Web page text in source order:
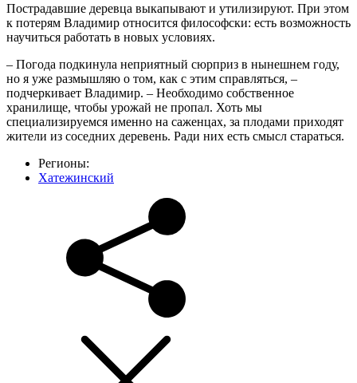
Пострадавшие деревца выкапывают и утилизируют. При этом
к потерям Владимир относится философски: есть возможность
научиться работать в новых условиях.
– Погода подкинула неприятный сюрприз в нынешнем году,
но я уже размышляю о том, как с этим справляться, –
подчеркивает Владимир. – Необходимо собственное
хранилище, чтобы урожай не пропал. Хоть мы
специализируемся именно на саженцах, за плодами приходят
жители из соседних деревень. Ради них есть смысл стараться.
Регионы:
Хатежинский